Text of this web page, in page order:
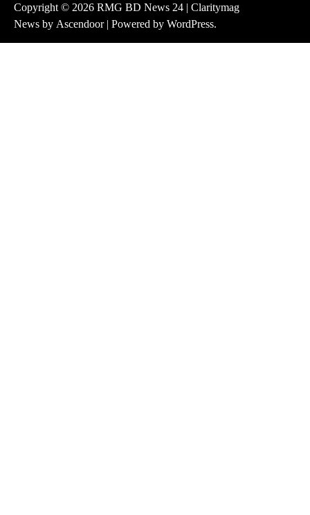
Copyright © 2026 RMG BD News 24 | Claritymag
News by Ascendoor| Powered by WordPress.